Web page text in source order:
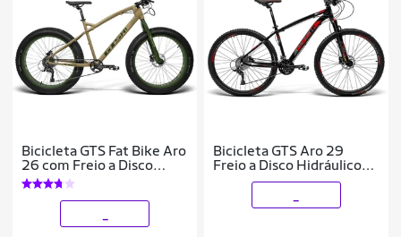
Bicicleta GTS Fat Bike Aro
26 com Freio a Disco
Hidráulico 9 Marchas e
Garfo Rígido | GTS M1 I-
Bicicleta GTS Aro 29
Freio a Disco Hidráulico
Cubo k7 Câmbio Gtsm1
Amortecedor Com